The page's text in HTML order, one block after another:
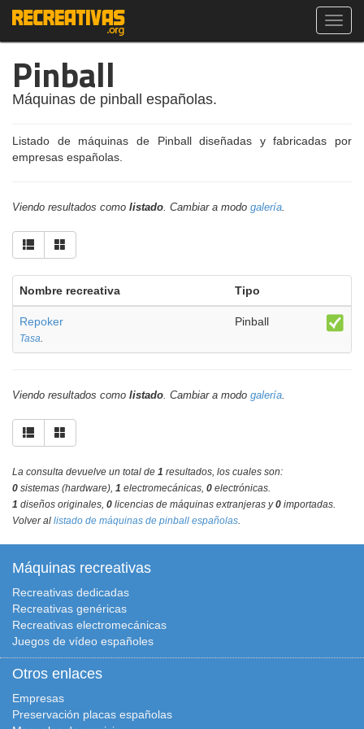
Pinball
Máquinas de pinball españolas.
Listado de máquinas de Pinball diseñadas y fabricadas por
empresas españolas.
Viendo resultados como listado. Cambiar a modo galería.
Nombre recreativa Tipo
Repoker
Tasa.
Pinball
Viendo resultados como listado. Cambiar a modo galería.
La consulta devuelve un total de 1 resultados, los cuales son:
0 sistemas (hardware), 1 electromecánicas, 0 electrónicas.
1 diseños originales, 0 licencias de máquinas extranjeras y0 importadas.
Volver al listado de máquinas de pinball españolas.
Máquinas recreativas
Recreativas dedicadas
Recreativas genéricas
Recreativas electromecánicas
Juegos de vídeo españoles
Otros enlaces
Empresas
Preservación placas españolas